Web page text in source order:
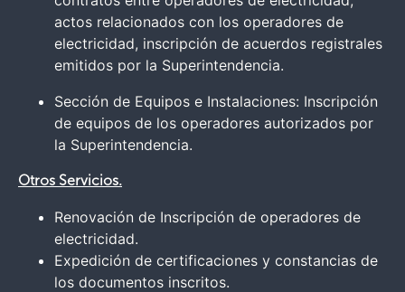
actos relacionados con los operadores de
electricidad, inscripción de acuerdos registrales
emitidos por la Superintendencia.
Sección de Equipos e Instalaciones: Inscripción
de equipos de los operadores autorizados por
la Superintendencia.
Otros Servicios.
Renovación de Inscripción de operadores de
electricidad.
Expedición de certificaciones y constancias de
los documentos inscritos.